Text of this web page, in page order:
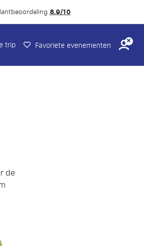
8.9/10
trip Favoriete evenementen
de